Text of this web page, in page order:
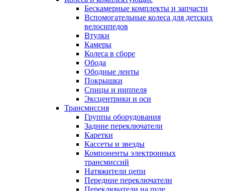
Бескамерные комплекты и запчасти
Вспомогательные колеса для детских
велосипедов
Втулки
Камеры
Колеса в сборе
Обода
Ободные ленты
Покрышки
Спицы и ниппеля
Эксцентрики и оси
Трансмиссия
Группы оборудования
Задние переключатели
Каретки
Кассеты и звезды
Компоненты электронных
трансмиссий
Натяжители цепи
Передние переключатели
Переключатели на руле